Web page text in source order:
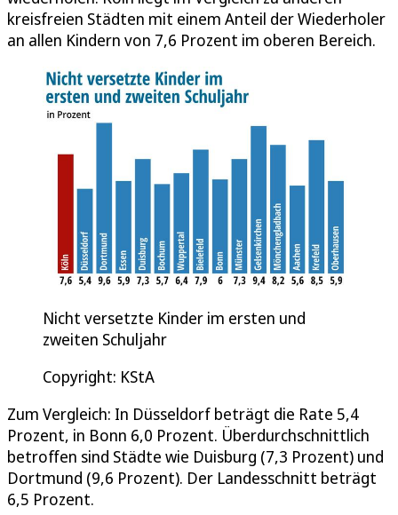
kreisfreien Städten mit einem Anteil der Wiederholer
an allen Kindern von 7,6 Prozent im oberen Bereich.
Nicht versetzte Kinder im ersten und
zweiten Schuljahr
Copyright: KStA
Zum Vergleich: In Düsseldorf beträgt die Rate 5,4
Prozent, in Bonn 6,0 Prozent. Überdurchschnittlich
betroffen sind Städte wie Duisburg (7,3 Prozent) und
Dortmund (9,6 Prozent). Der Landesschnitt beträgt
6,5 Prozent.